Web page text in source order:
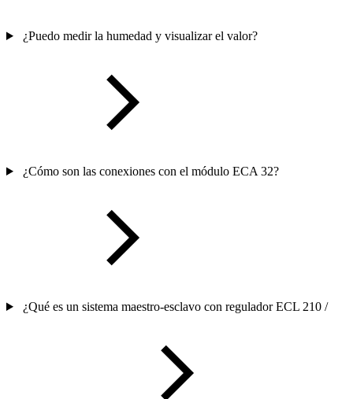
¿Puedo medir la humedad y visualizar el valor?
¿Cómo son las conexiones con el módulo ECA 32?
¿Qué es un sistema maestro-esclavo con regulador ECL 210 /